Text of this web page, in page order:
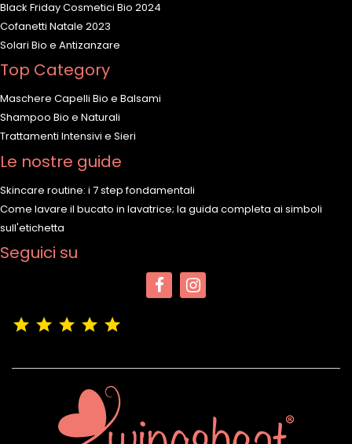
Black Friday Cosmetici Bio 2024
Cofanetti Natale 2023
Solari Bio e Antizanzare
Top Category
Maschere Capelli Bio e Balsami
Shampoo Bio e Naturali
Trattamenti Intensivi e Sieri
Le nostre guide
Skincare routine: i 7 step fondamentali
Come lavare il bucato in lavatrice; la guida completa ai simboli
sull'etichetta
Seguici su